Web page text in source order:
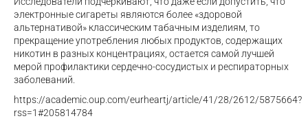
электронные сигареты являются более «здоровой
альтернативой» классическим табачным изделиям, то
прекращение употребления любых продуктов, содержащих
никотин в разных концентрациях, остается самой лучшей
мерой профилактики сердечно-сосудистых и респираторных
заболеваний.
https://academic.oup.com/eurheartj/article/41/28/2612/5875664?
rss=1#205814784